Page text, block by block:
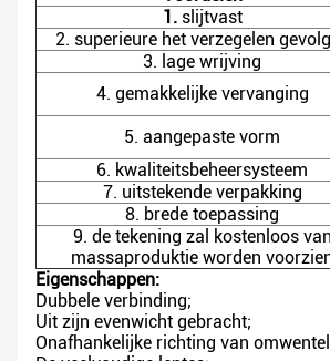
1. slijtvast
2. superieure het verzegelen
3. lage wrijving
4. gemakkelijke vervanging
5. aangepaste vorm
6. kwaliteitsbeheersysteem
7. uitstekende verpakking
8. brede toepassing
9. de tekening zal kostenloos van
massaproduktie worden
Eigenschappen:
Dubbele verbinding;
Uit zijn evenwicht gebracht;
Onafhankelijke richting van